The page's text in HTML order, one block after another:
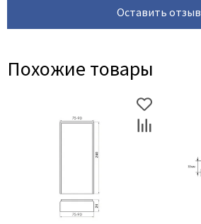
Оставить отзыв
Похожие товары